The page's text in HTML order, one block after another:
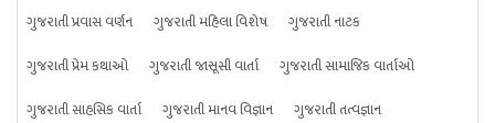
ગુજરાતી પ્રવાસ વર્ણન
ગુજરાતી મહિલા વિશેષ
ગુજરાતી નાટક
ગુજરાતી પ્રેમ કથાઓ
ગુજરાતી જાસૂસી વાર્તા
ગુજરાતી સામાજિક વાર્તાઓ
ગુજરાતી સાહસિક વાર્તા
ગુજરાતી માનવ વિજ્ઞાન
ગુજરાતી તત્વજ્ઞાન